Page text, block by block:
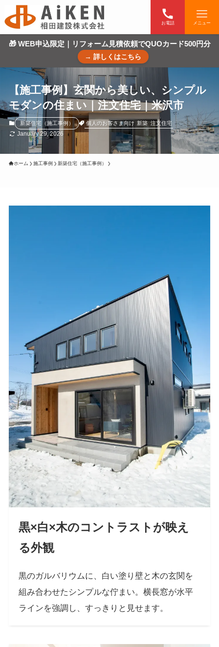
お電話 メニュー
🎁 WEB申込限定｜リフォーム見積依頼でQUOカード500円分
→ 詳しくはこちら
【施工事例】玄関から美しい、シンプル
モダンの住まい｜注文住宅｜米沢市
新築住宅（施工事例） 個人のお客さま向け 新築 注文住宅
January 29, 2026
ホーム 施工事例 新築住宅（施工事例）
黒×白×木のコントラストが映え
る外観
黒のガルバリウムに、白い塗り壁と木の玄関を
組み合わせたシンプルな佇まい。横長窓が水平
ラインを強調し、すっきりと見せます。